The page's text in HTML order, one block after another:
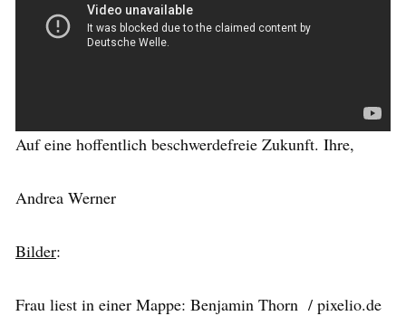
Auf eine hoffentlich beschwerdefreie Zukunft. Ihre,
Andrea Werner
Bilder:
Frau liest in einer Mappe: Benjamin Thorn / pixelio.de